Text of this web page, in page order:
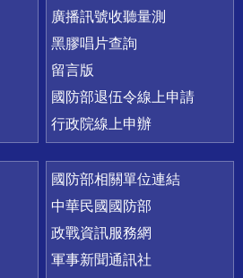
廣播訊號收聽量測
黑膠唱片查詢
留言版
國防部退伍令線上申請
行政院線上申辦
國防部相關單位連結
中華民國國防部
政戰資訊服務網
軍事新聞通訊社